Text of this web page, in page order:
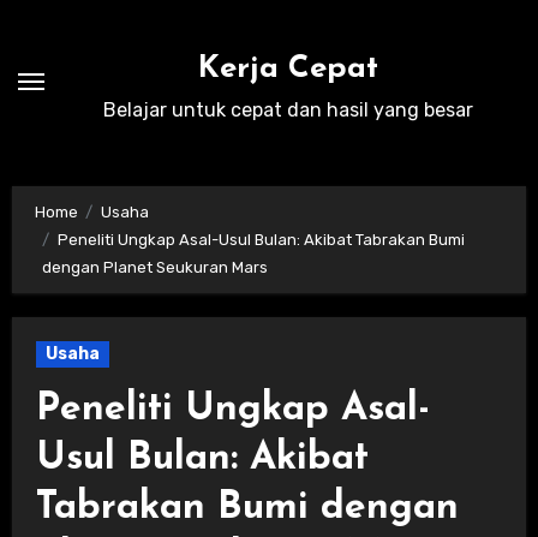
content
Kerja Cepat
Belajar untuk cepat dan hasil yang besar
Home
Usaha
Peneliti Ungkap Asal-Usul Bulan: Akibat Tabrakan Bumi
dengan Planet Seukuran Mars
Usaha
Peneliti Ungkap Asal-
Usul Bulan: Akibat
Tabrakan Bumi dengan